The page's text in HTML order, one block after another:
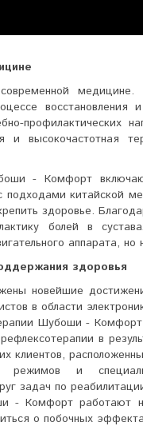
восстановления
профилактических
и высокочастотная
- Комфорт
китайской
здоровье.
болей в
аппарата,
здоровья
новейшие
в области
Шубоши - Комфорт
в
режимов и
задач по
- Комфорт работают
о побочных